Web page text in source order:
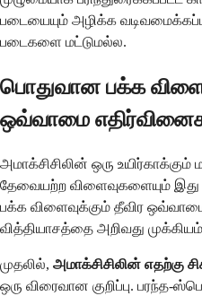
படையையும் அழிக்க
படைகளை மட்டுமல்ல.
பொதுவான பக்க
ஒவ்வாமை
அமாக்சிசிலின் ஒரு உயிர்காக்கும்
தேவையற்ற விளைவுகளையும்
பக்க விளைவுக்கும் தீவிர
வித்தியாசத்தை அறிவது
முதலில், அமாக்சிசிலின் எதற்கு
ஒரு விரைவான குறிப்பு. பரந்த-